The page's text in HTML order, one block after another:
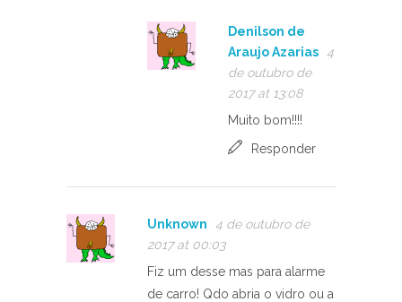
Denilson de
Araujo Azarias
4
de outubro de
2017 at 13:08
Muito bom!!!!
Responder
Unknown
4 de outubro de
2017 at 00:03
Fiz um desse mas para alarme
de carro! Qdo abria o vidro ou a